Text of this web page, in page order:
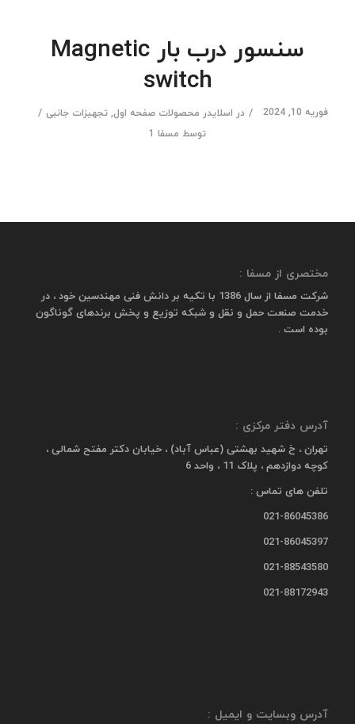
سنسور درب بار Magnetic
switch
فوریه 10, 2024 / در اسلایدر محصولات صفحه اول,تجهیزات جانبی /
توسط مسفا 1
مختصری از مسفا :
شرکت مسفا از سال 1386 با تکیه بر دانش فنی مهندسین خود ، در
خدمت صنعت حمل و نقل و شبکه توزیع و پخش برندهای گوناگون
بوده است .
آدرس دفتر مرکزی :
تهران ، خ شهید بهشتی (عباس آباد) ، خیابان دکتر مفتح شمالی ،
کوچه دوازدهم ، پلاک 11 ، واحد 6
تلفن های تماس :
021-86045386
021-86045397
021-88543580
021-88172943
آدرس وبسایت و ایمیل :